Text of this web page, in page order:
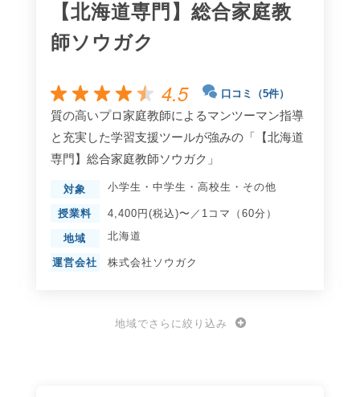
【北海道専門】総合家庭教
師ソウガク
4.5 口コミ（5件）
質の高いプロ家庭教師によるマンツーマン指導
と充実した学習支援ツールが強みの「【北海道
専門】総合家庭教師ソウガク」
対象 小学生 ・ 中学生 ・ 高校生 ・ その他
授業料 4,400円(税込)〜／1コマ（60分）
地域 北海道
運営会社 株式会社ソウガク
地域でさらに絞り込み